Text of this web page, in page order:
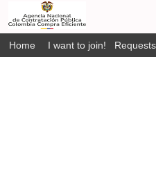
Home I want to join!